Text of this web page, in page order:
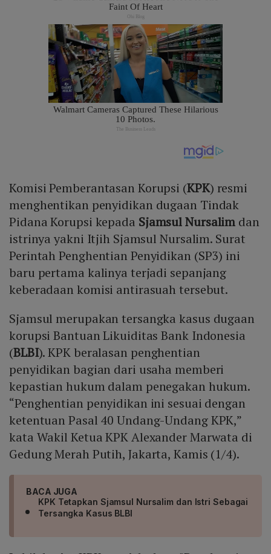
Komisi Pemberantasan Korupsi (KPK) resmi
menghentikan penyidikan dugaan Tindak
Pidana Korupsi kepada Sjamsul Nursalim dan
istrinya yakni Itjih Sjamsul Nursalim. Surat
Perintah Penghentian Penyidikan (SP3) ini
baru pertama kalinya terjadi sepanjang
keberadaan komisi antirasuah tersebut.
Sjamsul merupakan tersangka kasus dugaan
korupsi Bantuan Likuiditas Bank Indonesia
(BLBI). KPK beralasan penghentian
penyidikan bagian dari usaha memberi
kepastian hukum dalam penegakan hukum.
“Penghentian penyidikan ini sesuai dengan
ketentuan Pasal 40 Undang-Undang KPK,”
kata Wakil Ketua KPK Alexander Marwata di
Gedung Merah Putih, Jakarta, Kamis (1/4).
BACA JUGA
KPK Tetapkan Sjamsul Nursalim dan Istri Sebagai
Tersangka Kasus BLBI